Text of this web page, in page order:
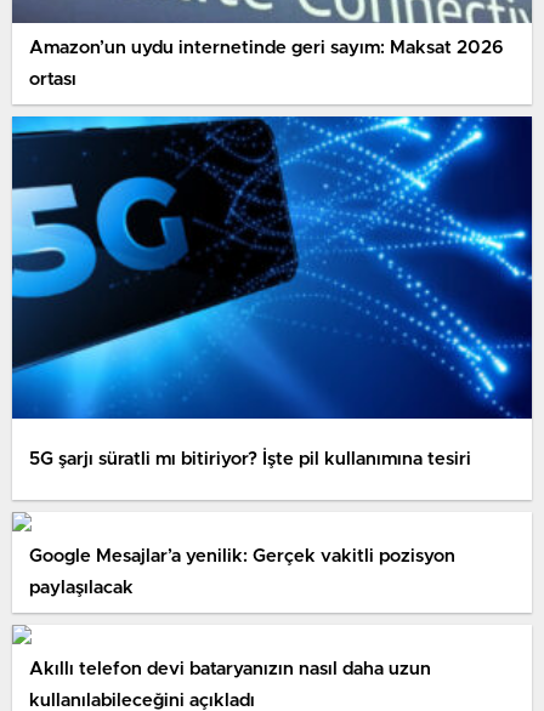
Amazon’un uydu internetinde geri sayım: Maksat 2026
ortası
5G şarjı süratli mı bitiriyor? İşte pil kullanımına tesiri
Google Mesajlar’a yenilik: Gerçek vakitli pozisyon
paylaşılacak
Akıllı telefon devi bataryanızın nasıl daha uzun
kullanılabileceğini açıkladı